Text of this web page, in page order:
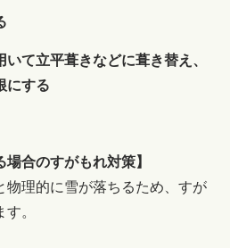
て立平葺きなどに葺き替え、
にする
場合のすがもれ対策】
理的に雪が落ちるため、すが
。